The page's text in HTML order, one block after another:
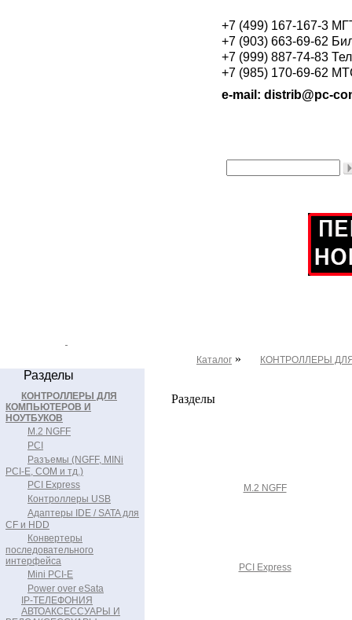
+7 (499) 167-167-3
+7 (903) 663-69-62
+7 (999) 887-74-83
+7 (985) 170-69-62
e-mail: distrib@pc-
Каталог » КОНТРОЛЛЕРЫ
Разделы
КОНТРОЛЛЕРЫ ДЛЯ
КОМПЬЮТЕРОВ И
НОУТБУКОВ
M.2 NGFF
PCI
Разъемы (NGFF, MINi
PCI-E, COM и тд.)
PCI Express
Контроллеры USB
Адаптеры IDE / SATA для
CF и HDD
Конвертеры
последовательного
интерфейса
Mini PCI-E
Power over eSata
IP-ТЕЛЕФОНИЯ
АВТОАКСЕССУАРЫ И
Разделы
M.2 NGFF
PCI Express